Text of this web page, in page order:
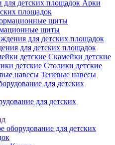
Арки
площадок
щиты
для детских площадок
Скамейки детские
Столики детские
Теневые навесы
для детских
оборудование для детских